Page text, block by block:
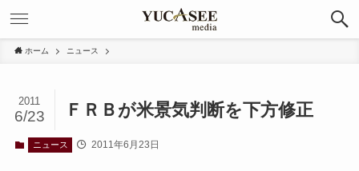
ホーム ニュース
ＦＲＢが米景気判断を下方修正
2011
6/23
ニュース 2011年6月23日